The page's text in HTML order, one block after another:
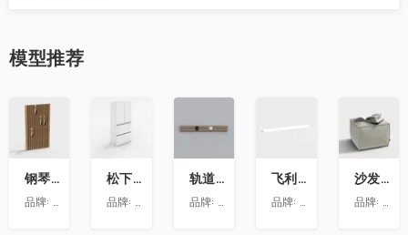
模型推荐
钢琴键挂衣架9
品牌:
澳华装饰
藏
松下喜马拉雅 600L冰箱大溪地
品牌:
松下
藏
轨道插座9
品牌:
依百纳定制家具 全新VR上线 让您提前
飞利浦LS160灯带-低压灯带-100mm
品牌:
昕诺飞
收
藏
沙发凳坐墩
品牌:
澳华